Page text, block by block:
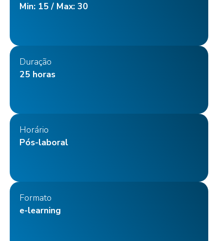
Min: 15 / Max: 30
Duração
25 horas
Horário
Pós-laboral
Formato
e-learning